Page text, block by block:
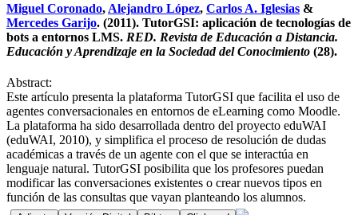
Miguel Coronado, Alejandro López, Carlos A. Iglesias &
Mercedes Garijo. (2011). TutorGSI: aplicación de tecnologías de
bots a entornos LMS. RED. Revista de Educación a Distancia.
Educación y Aprendizaje en la Sociedad del Conocimiento (28).
Abstract:
Este artículo presenta la plataforma TutorGSI que facilita el uso de
agentes conversacionales en entornos de eLearning como Moodle.
La plataforma ha sido desarrollada dentro del proyecto eduWAI
(eduWAI, 2010), y simplifica el proceso de resolución de dudas
académicas a través de un agente con el que se interactúa en
lenguaje natural. TutorGSI posibilita que los profesores puedan
modificar las conversaciones existentes o crear nuevos tipos en
función de las consultas que vayan planteando los alumnos.